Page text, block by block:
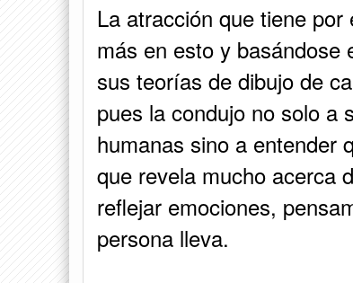
La atracción que tiene
más en esto y basándose
sus teorías de dibujo de
pues la condujo no solo a
humanas sino a entender
que revela mucho acerca
reflejar emociones,
persona lleva.